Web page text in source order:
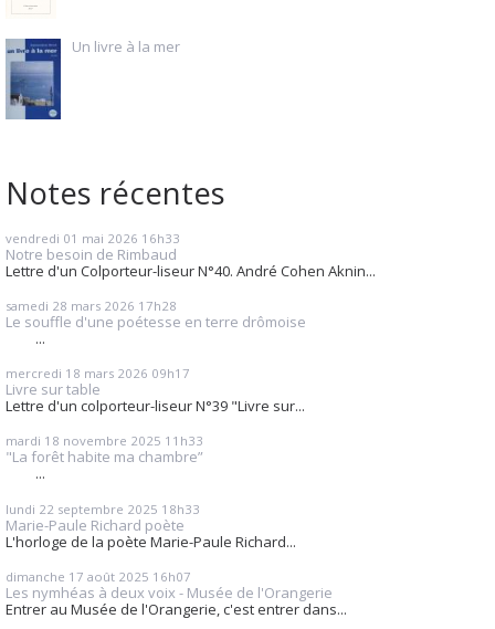
Un livre à la mer
Notes récentes
vendredi 01 mai 2026 16h33
Notre besoin de Rimbaud
Lettre d'un Colporteur-liseur N°40. André Cohen Aknin...
samedi 28 mars 2026 17h28
Le souffle d'une poétesse en terre drômoise
...
mercredi 18 mars 2026 09h17
Livre sur table
Lettre d'un colporteur-liseur N°39 "Livre sur...
mardi 18 novembre 2025 11h33
"La forêt habite ma chambre”
...
lundi 22 septembre 2025 18h33
Marie-Paule Richard poète
L'horloge de la poète Marie-Paule Richard...
dimanche 17 août 2025 16h07
Les nymhéas à deux voix - Musée de l'Orangerie
Entrer au Musée de l'Orangerie, c'est entrer dans...